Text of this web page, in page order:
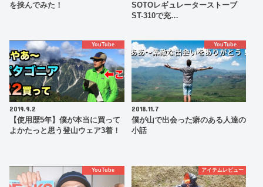
を挟んでみた！
SOTOレギュレーターストーブ
ST-310で充…
YouTube
2019.9.2
【使用歴5年】僕が本当に買って
よかたっと思う登山ウェア3着！
YouTube
2018.11.7
僕が山で出会った癖のある人達の
小話
YouTube アイテムレビュー